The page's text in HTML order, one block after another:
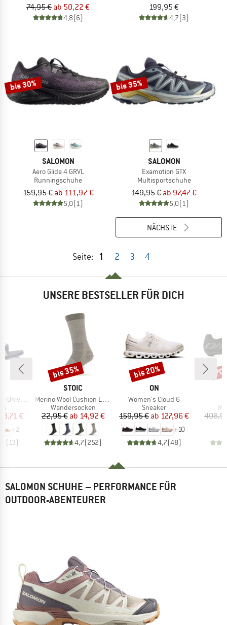
74,95 € ab 50,22 €
4,8(6)
199,95 €
4,7(3)
bis 30%
SALOMON
Aero Glide 4 GRVL
Runningschuhe
159,95 € ab 111,97 €
5,0(1)
bis 35%
SALOMON
Examotion GTX
Multisportschuhe
149,95 € ab 97,47 €
5,0(1)
Seite: 1 2 3 4
NÄCHSTE
UNSERE BESTSELLER FÜR DICH
Preis
€
+2
( 13)
MARKE
STOIC
Artikel
Merino Wool Cushion Light Socks
Produktgruppe
Wandersocken
Preis
22,95 € reduzierter Preis
ab 14,92 €
4,7(252)
Rabatt
bis 35%
MARKE
ON
Artikel
Women's Cloud 6
Produktgruppe
Sneaker
Preis
159,95 € reduzierter Preis
ab 127,96 €
+10
4,7(48)
Rabatt
bis 20%
SALOMON SCHUHE – PERFORMANCE FÜR
OUTDOOR-ABENTEURER